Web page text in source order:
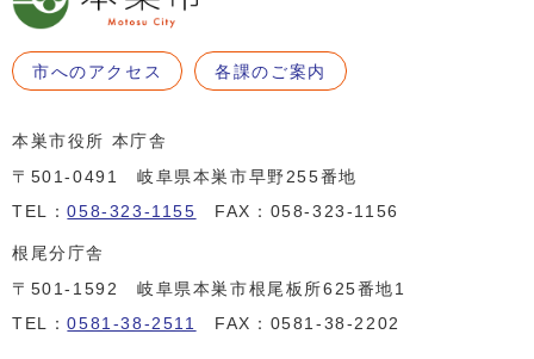
市へのアクセス 各課のご案内
本巣市役所 本庁舎
〒501-0491 岐阜県本巣市早野255番地
TEL：058-323-1155 FAX：058-323-1156
根尾分庁舎
〒501-1592 岐阜県本巣市根尾板所625番地1
TEL：0581-38-2511 FAX：0581-38-2202